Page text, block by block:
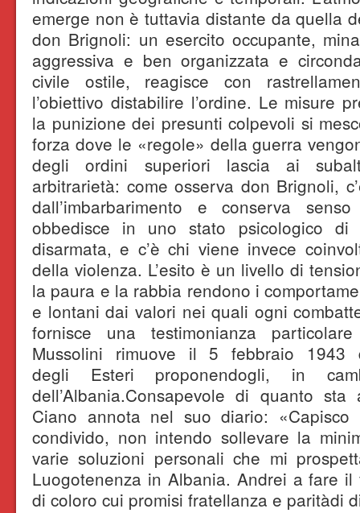
emerge non è tuttavia distante da quella
don Brignoli: un esercito occupante,
aggressiva e ben organizzata e
civile ostile, reagisce con
l’obiettivo distabilire l’ordine. Le misure
la punizione dei presunti colpevoli si
forza dove le «regole» della guerra
degli ordini superiori lascia ai
arbitrarietà: come osserva don Brignoli,
dall’imbarbarimento e conserva
obbedisce in uno stato psicologico di
disarmata, e c’è chi viene invece
della violenza. L’esito è un livello di
la paura e la rabbia rendono i
e lontani dai valori nei quali ogni
fornisce una testimonianza
Mussolini rimuove il 5 febbraio 1943
degli Esteri proponendogli, in
dell’Albania.Consapevole di quanto
Ciano annota nel suo diario:
condivido, non intendo sollevare la
varie soluzioni personali che mi
Luogotenenza in Albania. Andrei a fare il
di coloro cui promisi fratellanza e paritàdi